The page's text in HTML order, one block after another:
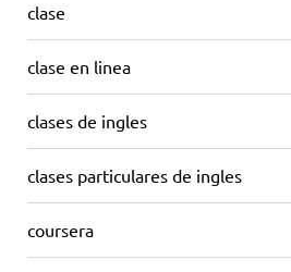
clase
clase en linea
clases de ingles
clases particulares de ingles
coursera